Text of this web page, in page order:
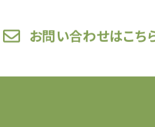
お問い合わせはこち